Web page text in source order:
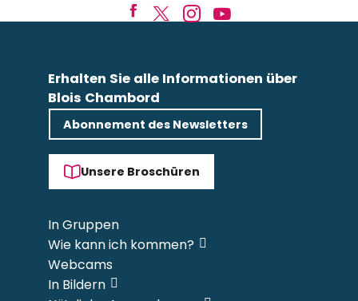
Erhalten Sie alle Informationen über
Blois Chambord
Abonnement des Newsletters
Unsere Broschüren
In Gruppen
Wie kann ich kommen?
Webcams
In Bildern